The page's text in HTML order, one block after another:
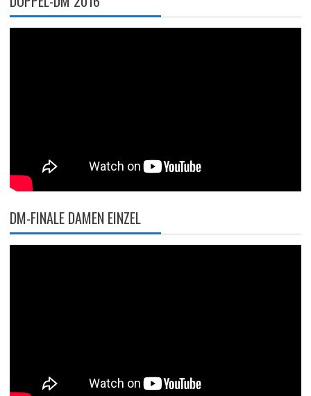
DM-FINALE DAMEN EINZEL